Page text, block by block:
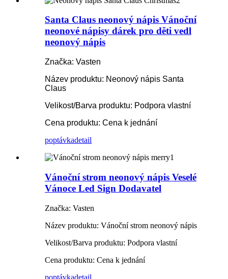
Santa Claus neonový nápis Vánoční
neonové nápisy dárek pro děti vedl
neonový nápis
Značka: Vasten
Název produktu: Neonový nápis Santa
Claus
Velikost/Barva produktu: Podpora vlastní
Cena produktu: Cena k jednání
poptávkadetail
Vánoční strom neonový nápis Veselé
Vánoce Led Sign Dodavatel
Značka: Vasten
Název produktu: Vánoční strom neonový nápis
Velikost/Barva produktu: Podpora vlastní
Cena produktu: Cena k jednání
poptávkadetail